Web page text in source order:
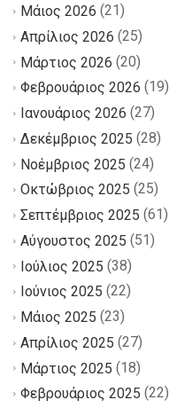
Μάιος 2026 (21)
Απρίλιος 2026 (25)
Μάρτιος 2026 (20)
Φεβρουάριος 2026 (19)
Ιανουάριος 2026 (27)
Δεκέμβριος 2025 (28)
Νοέμβριος 2025 (24)
Οκτώβριος 2025 (25)
Σεπτέμβριος 2025 (61)
Αύγουστος 2025 (51)
Ιούλιος 2025 (38)
Ιούνιος 2025 (22)
Μάιος 2025 (23)
Απρίλιος 2025 (27)
Μάρτιος 2025 (18)
Φεβρουάριος 2025 (22)